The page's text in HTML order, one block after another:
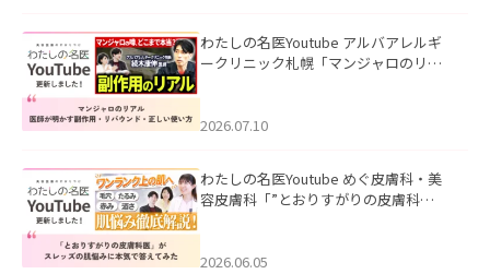
わたしの名医Youtube アルバアレルギ
ークリニック札幌「マンジャロのリア
た。
2026.07.10
わたしの名医Youtube めぐ皮膚科・美
容皮膚科「”とおりすがりの皮膚科
2026.06.05